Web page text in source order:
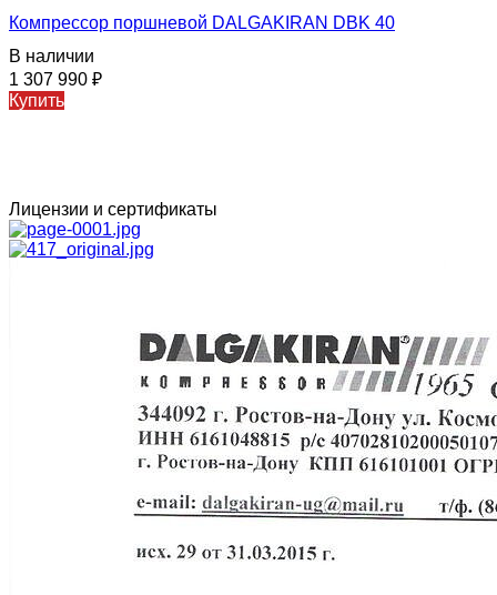
Компрессор поршневой DALGAKIRAN DBK 40
В наличии
1 307 990 ₽
Купить
Лицензии и сертификаты